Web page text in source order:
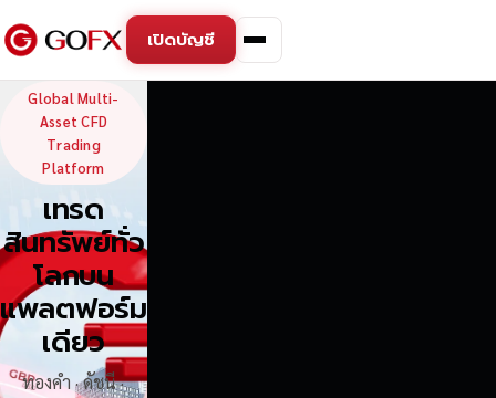
เปิดบัญชี
GoFX — Global Multi-
Global Multi-
Asset CFD
Trading
Platform
เทรด
สินทรัพย์ทั่ว
โลกบน
แพลตฟอร์ม
เดียว
ทองคำ · ดัชนี ·